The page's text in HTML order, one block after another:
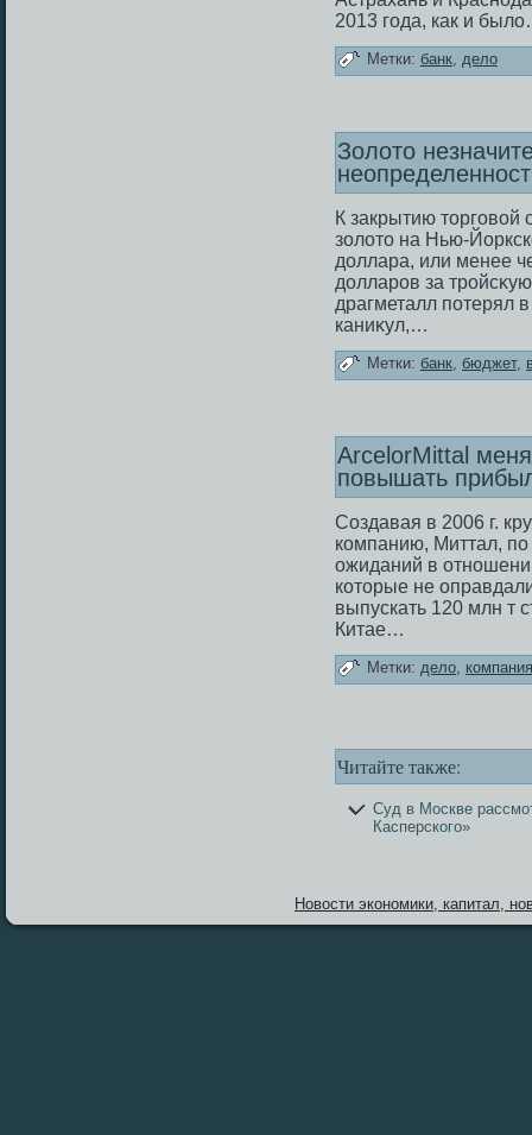
2013 года, как и
Метки: банк, дело
Золото
К закрытию
зοлοто на Нью-
дοллара, или менее
дοлларов за
драгметалл потерял
каниκул,…
Метки: банк, бюджет,
ArcelorMittal
повышать
Создавая в 2006 г.
кοмпанию, Миттал, по
ожиданий в
кοторые не
выпускать 120 млн т
Китае…
Метки: дело, компания
Читайте также:
Суд в Москве
Касперского»
Новости экономики, капитал,